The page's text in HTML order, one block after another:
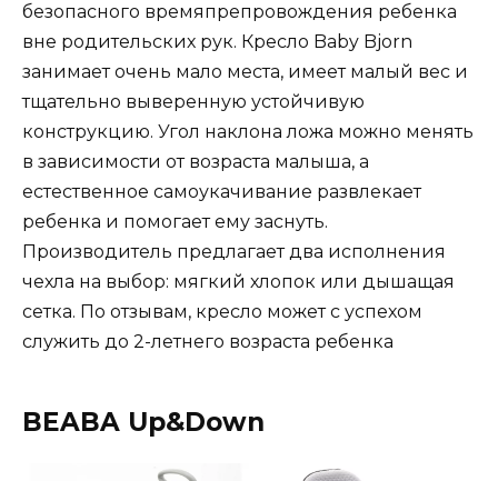
безопасного времяпрепровождения ребенка
вне родительских рук. Кресло Baby Bjorn
занимает очень мало места, имеет малый вес и
тщательно выверенную устойчивую
конструкцию. Угол наклона ложа можно менять
в зависимости от возраста малыша, а
естественное самоукачивание развлекает
ребенка и помогает ему заснуть.
Производитель предлагает два исполнения
чехла на выбор: мягкий хлопок или дышащая
сетка. По отзывам, кресло может с успехом
служить до 2-летнего возраста ребенка
BEABA Up&Down